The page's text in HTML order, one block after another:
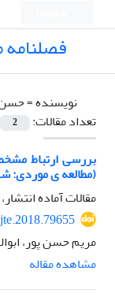
نویسنده =حسن
تعداد مقالات:
2
بررسی ارتباط
(مطالعه ی موردی:
مقالات آماده
مریم حسن پور،
مشاهده مقاله